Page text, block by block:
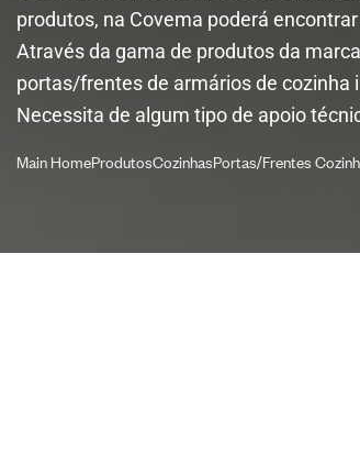
produtos, na Covema poderá
Através da gama de produtos da
portas/frentes de armários de cozinha
Necessita de algum tipo de apoio
Main HomeProdutosCozinhasPortas/Frentes